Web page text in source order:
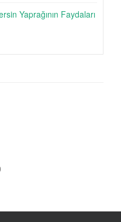
Yaprağının Faydaları